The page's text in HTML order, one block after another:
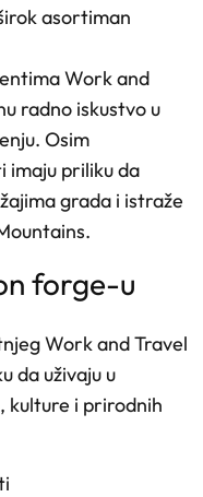
asortiman
Work and
radno iskustvo u
Osim
imaju priliku da
grada i istraže
forge-u
Work and Travel
da uživaju u
kulture i prirodnih